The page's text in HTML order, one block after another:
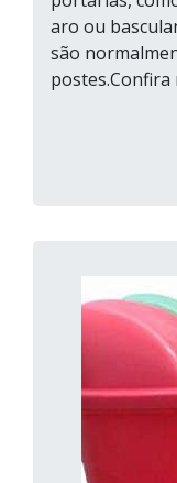
aro ou
são
postes.Confira